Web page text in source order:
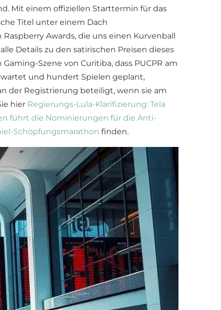
Mit einem offiziellen Starttermin für das
Titel unter einem Dach
Awards, die uns einen Kurvenball
Details zu den satirischen Preisen dieses
Szene von Curitiba, dass PUCPR am
und hundert Spielen geplant,
der Registrierung beteiligt, wenn sie am
hier Regierungs-Lula-Klarifizierung: Tela
führt die Nominierungen für die Anti-
Schöpfungsmarathon finden.